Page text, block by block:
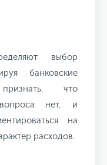
выбор
банковские
что
нет, и
на
расходов.